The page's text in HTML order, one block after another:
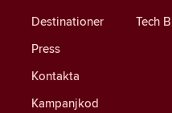
Tech
Destinationer
Press
Kontakta
Kampanjkod